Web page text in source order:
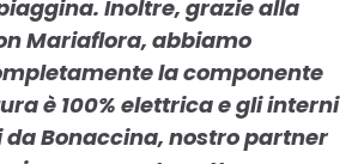
Inoltre, grazie alla
Mariaflora, abbiamo
la componente
è 100% elettrica e gli interni
da Bonaccina, nostro partner